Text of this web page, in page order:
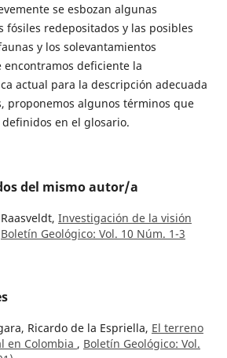
se esbozan algunas
fósiles redepositados y las posibles
y los solevantamientos
deficiente la
actual para la descripción adecuada
proponemos algunos términos que
en el glosario.
del mismo autor/a
Investigación de la visión
Boletín Geológico: Vol. 10 Núm. 1-3
Ricardo de la Espriella, El terreno
en Colombia , Boletín Geológico: Vol.